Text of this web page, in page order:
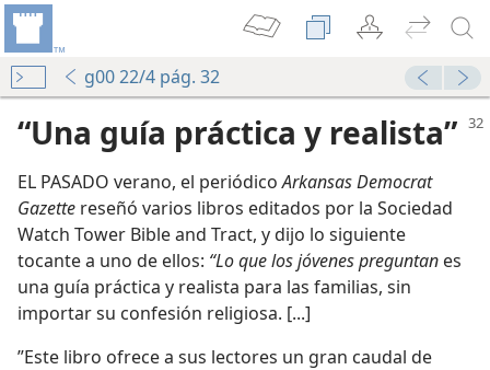
g00 22/4 pág. 32
“Una guía práctica y realista”
EL PASADO verano, el periódicoArkansas Democrat
Gazette reseñó varios libros editados por la Sociedad
Watch Tower Bible and Tract, y dijo lo siguiente
tocante a uno de ellos: “Lo que los jóvenes preguntan es
una guía práctica y realista para las familias, sin
importar su confesión religiosa. [...]
”Este libro ofrece a sus lectores un gran caudal de